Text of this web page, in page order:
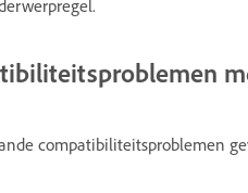
compatibiliteitsproblemen